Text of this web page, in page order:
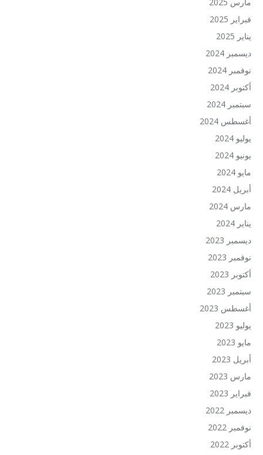
فبراير 2025
يناير 2025
ديسمبر 2024
نوفمبر 2024
أكتوبر 2024
سبتمبر 2024
أغسطس 2024
يوليو 2024
يونيو 2024
مايو 2024
أبريل 2024
مارس 2024
يناير 2024
ديسمبر 2023
نوفمبر 2023
أكتوبر 2023
سبتمبر 2023
أغسطس 2023
يوليو 2023
مايو 2023
أبريل 2023
مارس 2023
فبراير 2023
ديسمبر 2022
نوفمبر 2022
أكتوبر 2022